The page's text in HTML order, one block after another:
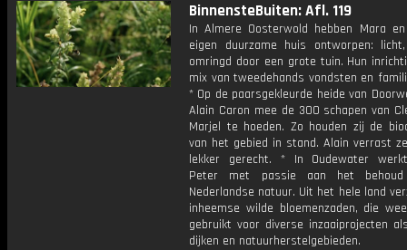
BinnensteBuiten: Afl. 119
In Almere Oosterwold hebben Mara
eigen duurzame huis ontworpen:
omringd door een grote tuin. Hun
mix van tweedehands vondsten en
* Op de paarsgekleurde heide van
Alain Caron mee de 300 schapen van
Marjel te hoeden. Zo houden zij de
van het gebied in stand. Alain verrast
lekker gerecht. * In Oudewater
Peter met passie aan het
Nederlandse natuur. Uit het hele land
inheemse wilde bloemenzaden, die
gebruikt voor diverse inzaaiprojecten
dijken en natuurherstelgebieden.